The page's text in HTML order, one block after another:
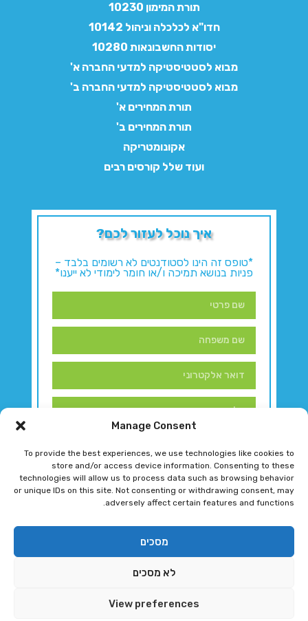
Manage Consent
To provide the best experiences, we use technologies like cookies to
store and/or access device information. Consenting to these
technologies will allow us to process data such as browsing behavior
or unique IDs on this site. Not consenting or withdrawing consent, may
adversely affect certain features and functions.
מסכים
לא מסכים
View preferences
תורת המימון 10230
חדו"א לכלכלה וניהול 10142
יסודות החשבונאות 10280
מבוא לסטטיסטיקה למדעי החברה א'
מבוא לסטטיסטיקה למדעי החברה ב'
תורת המחירים א'
תורת המחירים ב'
אקונומטריקה
ועוד שלל קורסים רבים
איך נוכל לעזור לכם?
*טופס זה הינו לסטודנטים לא רשומים בלבד –
פניות בנושא תמיכה ו/או חומר לימודי לא ייענו*